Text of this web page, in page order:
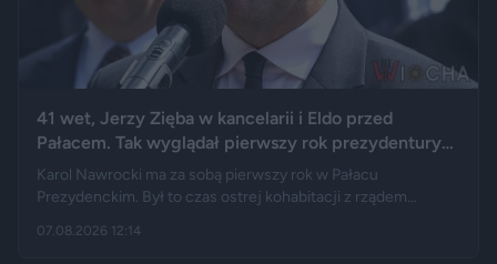
41 wet, Jerzy Zięba w kancelarii i Eldo przed
Pałacem. Tak wyglądał pierwszy rok prezydentury
Karola Nawrockiego
Karol Nawrocki ma za sobą pierwszy rok w Pałacu
Prezydenckim. Był to czas ostrej kohabitacji z rządem
brakowało też wydarzeń z zupełnie innej kategorii: w
07.08.2026 12:14